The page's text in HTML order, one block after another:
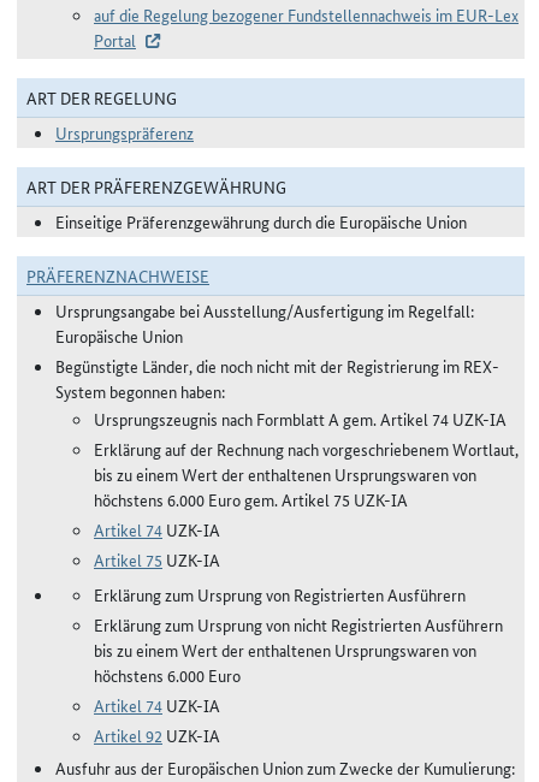
auf die Regelung bezogener Fundstellennachweis im EUR-Lex
Portal
ART DER REGELUNG
Ursprungspräferenz
ART DER PRÄFERENZGEWÄHRUNG
Einseitige Präferenzgewährung durch die Europäische Union
PRÄFERENZNACHWEISE
Ursprungsangabe bei Ausstellung/Ausfertigung im Regelfall:
Europäische Union
Begünstigte Länder, die noch nicht mit der Registrierung im REX-
System begonnen haben:
Ursprungszeugnis nach Formblatt A gem. Artikel 74 UZK-IA
Erklärung auf der Rechnung nach vorgeschriebenem Wortlaut,
bis zu einem Wert der enthaltenen Ursprungswaren von
höchstens 6.000 Euro gem. Artikel 75 UZK-IA
Artikel 74 UZK-IA
Artikel 75 UZK-IA
Erklärung zum Ursprung von Registrierten Ausführern
Erklärung zum Ursprung von nicht Registrierten Ausführern
bis zu einem Wert der enthaltenen Ursprungswaren von
höchstens 6.000 Euro
Artikel 74 UZK-IA
Artikel 92 UZK-IA
Ausfuhr aus der Europäischen Union zum Zwecke der Kumulierung: